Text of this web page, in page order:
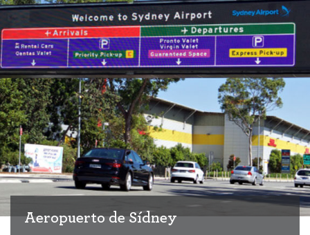
Aeropuerto de Sídney